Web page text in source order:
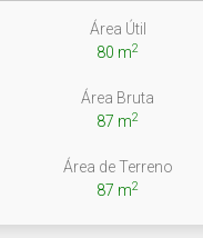
Área Útil
80 m2
Área Bruta
87 m2
Área de Terreno
87 m2